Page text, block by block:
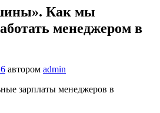
Как мы
менеджером в
автором admin
зарплаты менеджеров в